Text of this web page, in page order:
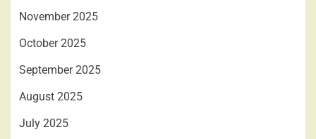
November 2025
October 2025
September 2025
August 2025
July 2025